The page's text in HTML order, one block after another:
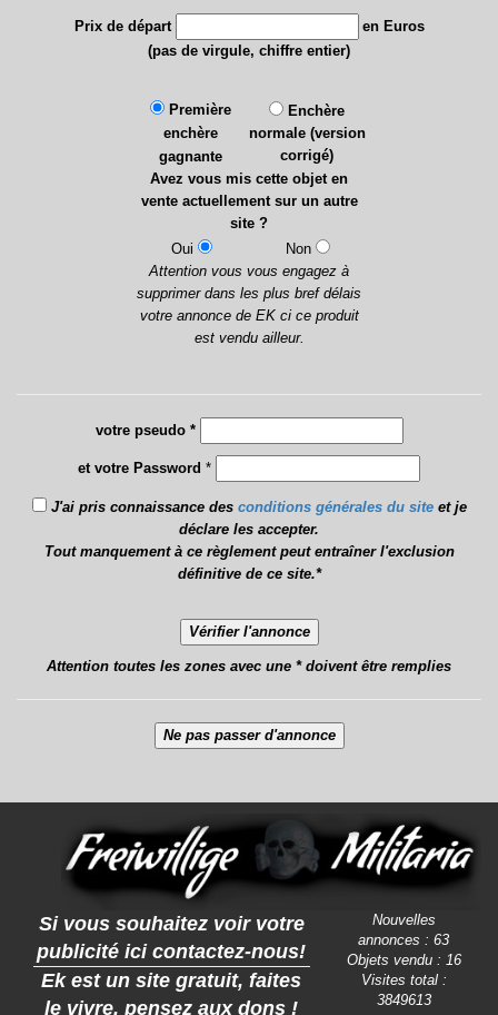
Prix de départ
en Euros
(pas de virgule, chiffre entier)
Première
enchère
gagnante
Enchère
normale (version
corrigé)
Avez vous mis cette objet en
vente actuellement sur un autre
site ?
Oui
Non
Attention vous vous engagez à
supprimer dans les plus bref délais
votre annonce de EK ci ce produit
est vendu ailleur.
votre pseudo *
et votre Password *
J'ai pris connaissance des conditions générales du siteet je
déclare les accepter.
Tout manquement à ce règlement peut entraîner l'exclusion
définitive de ce site.*
Attention toutes les zones avec une * doivent être remplies
Si vous souhaitez voir votre
publicité ici contactez-nous!
Ek est un site gratuit, faites
le vivre, pensez aux dons !
Nouvelles
annonces : 63
Objets vendu : 16
Visites total :
3849613